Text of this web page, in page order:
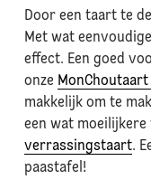
Door een taart te
Met wat
effect. Een goed
onze
makkelijk om te
een wat moeilijkere
verrassingstaart.
paastafel!